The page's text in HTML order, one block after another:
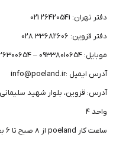
دفتر تهران: 26420541 021
دفتر قزوین: 33682606 028
موبایل: 09338010654 – 09126300654
آدرس ایمیل :info@poeland.ir
واحد ۴
ساعت کار poeland از 8 صبح تا 6 بعد از ظهر بجز ایام تعطیل می باشد.